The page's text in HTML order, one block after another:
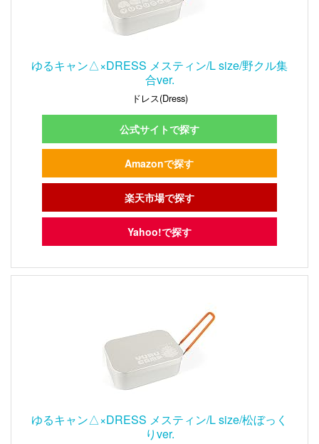
ゆるキャン△×DRESS メスティン/L size/野クル集
合ver.
ドレス(Dress)
公式サイトで探す
Amazonで探す
楽天市場で探す
Yahoo!で探す
ゆるキャン△×DRESS メスティン/L size/松ぼっく
りver.